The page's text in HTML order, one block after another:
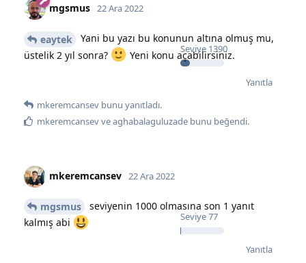
mgsmus
Seviye 1390
22 Ara 2022
eaytek
Yani bu yazı bu konunun altına olmuş mu,
üstelik 2 yıl sonra?
Yeni konu açabilirsiniz.
Yanıtla
mkeremcansev bunu yanıtladı.
mkeremcansevveaghabalaguluzade bunu beğendi.
mkeremcansev
Seviye77
22 Ara 2022
mgsmus
seviyenin 1000 olmasına son 1 yanıt
kalmış abi
Yanıtla